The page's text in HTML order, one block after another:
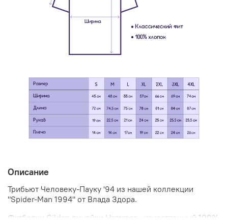
Описание
Трибьют Человеку-Пауку '94 из нашей коллекции
"Spider-Man 1994" от Влада Здора.
Футболки Gildan линейки Hammer - качественный 100%